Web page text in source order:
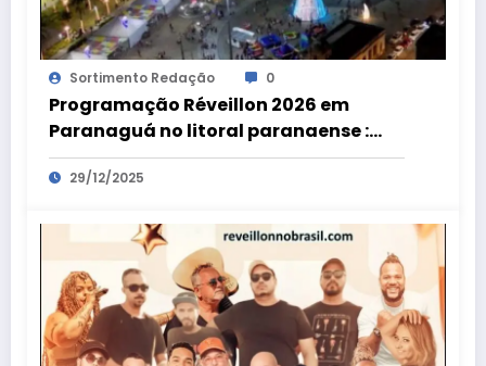
Sortimento Redação 0
Programação Réveillon 2026 em
Paranaguá no litoral paranaense :
shows, gastronomia e queima de
fogos na virada de ano na Praça de
29/12/2025